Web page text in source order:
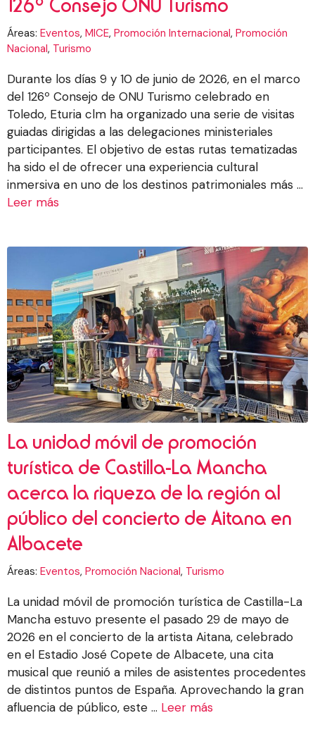
126º Consejo ONU Turismo
Áreas: Eventos, MICE, Promoción Internacional, Promoción
Nacional, Turismo
Durante los días 9 y 10 de junio de 2026, en el marco
del 126º Consejo de ONU Turismo celebrado en
Toledo, Eturia clm ha organizado una serie de visitas
guiadas dirigidas a las delegaciones ministeriales
participantes. El objetivo de estas rutas tematizadas
ha sido el de ofrecer una experiencia cultural
inmersiva en uno de los destinos patrimoniales más ...
Leer más
La unidad móvil de promoción
turística de Castilla-La Mancha
acerca la riqueza de la región al
público del concierto de Aitana en
Albacete
Áreas: Eventos, Promoción Nacional, Turismo
La unidad móvil de promoción turística de Castilla-La
Mancha estuvo presente el pasado 29 de mayo de
2026 en el concierto de la artista Aitana, celebrado
en el Estadio José Copete de Albacete, una cita
musical que reunió a miles de asistentes procedentes
de distintos puntos de España. Aprovechando la gran
afluencia de público, este ... Leer más